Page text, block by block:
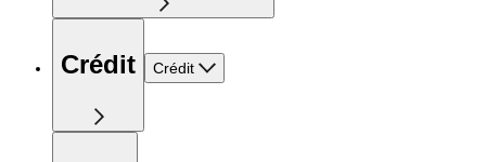
Crédit Crédit